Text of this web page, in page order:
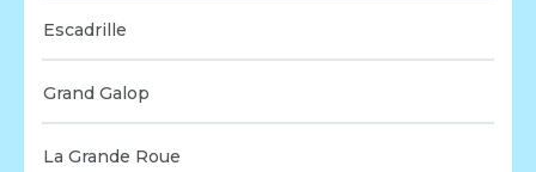
Escadrille
Grand Galop
La Grande Roue